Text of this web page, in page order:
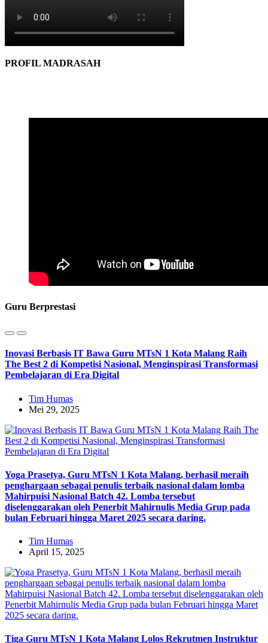
PROFIL MADRASAH
Guru Berprestasi
Inovasi Berbasis IT Bawa Guru MTsN 1 Kota Malang Raih
The Best 2 di Kompetisi Nasional, Menginspirasi Transformasi
Pembelajaran di Era Digital
Tim Humas
Mei 29, 2025
Yoga Prasetya, Guru MTsN 1 Kota Malang, berhasil meraih
penghargaan sebagai penulis terbaik nasional dalam lomba
Mahirpuisi Nasional Batch 42. Lomba tersebut
diselenggarakan oleh Penerbit Mahirnulis Media Grup pada
bulan Februari hingga Maret 2025 secara daring.
Tim Humas
April 15, 2025
Tiga Guru MTsN 1 Kota Malang Lolos Rekrutmen Instruktur